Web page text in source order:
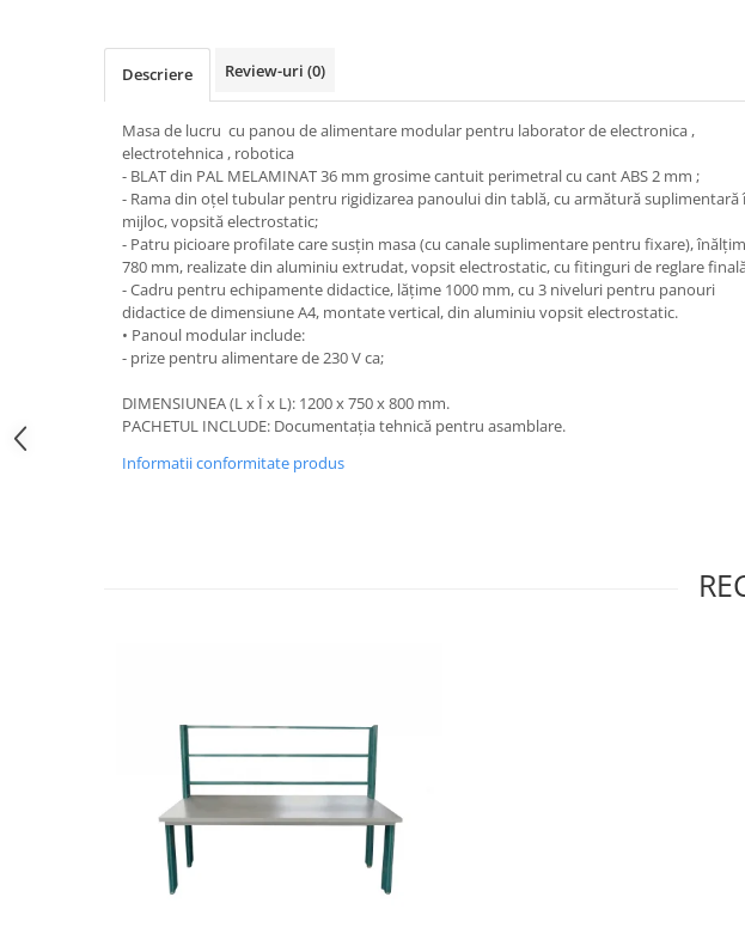
Descriere Review-uri (0)
Masa de lucru cu panou de alimentare modular pentru laborator de electronica ,
electrotehnica , robotica
- BLAT din PAL MELAMINAT 36 mm grosime cantuit perimetral cu cant ABS 2 mm ;
- Rama din oțel tubular pentru rigidizarea panoului din tablă, cu armătură suplimentară
mijloc, vopsită electrostatic;
- Patru picioare profilate care susțin masa (cu canale suplimentare pentru fixare),
780 mm, realizate din aluminiu extrudat, vopsit electrostatic, cu fitinguri de reglare
- Cadru pentru echipamente didactice, lățime 1000 mm, cu 3 niveluri pentru panouri
didactice de dimensiune A4, montate vertical, din aluminiu vopsit electrostatic.
• Panoul modular include:
- prize pentru alimentare de 230 V ca;
DIMENSIUNEA (L x Î x L): 1200 x 750 x 800 mm.
PACHETUL INCLUDE: Documentația tehnică pentru asamblare.
Informatii conformitate produs